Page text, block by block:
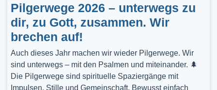
Pilgerwege 2026 – unterwegs zu
dir, zu Gott, zusammen. Wir
brechen auf!
Auch dieses Jahr machen wir wieder Pilgerwege. Wir
sind unterwegs – mit den Psalmen und miteinander. 🌲
Die Pilgerwege sind spirituelle Spaziergänge mit
Impulsen, Stille und Gemeinschaft. Bewusst einfach